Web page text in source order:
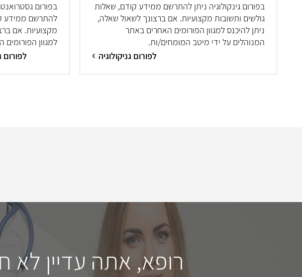
בפורום גינקולוגיה ניתן להתרשם ממידע קודם, שאלות
גולשים ותשובות מקצועיות. אם ברצונך לשאול שאלה,
ניתן להיכנס למגוון הפורומים האחרים באתר
המנוהלים על ידי מיטב המומחים/ות.
לפורום גניקולוגיה
בפורום
להתרשם ממידע
מקצועיות. אם
למגוון
מיטב המומחים/
לפורום
רופא, אתה עדיין לא